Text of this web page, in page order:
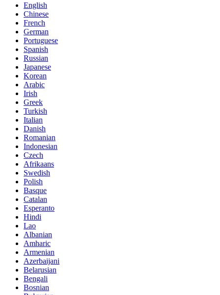
English
Chinese
French
German
Portuguese
Spanish
Russian
Japanese
Korean
Arabic
Irish
Greek
Turkish
Italian
Danish
Romanian
Indonesian
Czech
Afrikaans
Swedish
Polish
Basque
Catalan
Esperanto
Hindi
Lao
Albanian
Amharic
Armenian
Azerbaijani
Belarusian
Bengali
Bosnian